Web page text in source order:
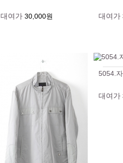
대여가 30,000원 대여가
5054.
대여가